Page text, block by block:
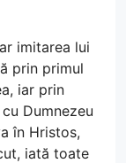
imitarea lui
prin primul
iar prin
Dumnezeu
în Hristos,
iată toate